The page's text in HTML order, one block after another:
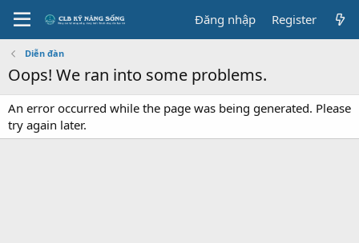
Đăng nhập Register
Diễn đàn
Oops! We ran into some problems.
An error occurred while the page was being generated. Please
try again later.